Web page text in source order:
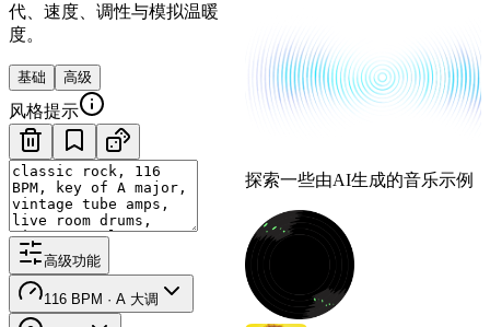
代、速度、调性与模拟温暖
度。
基础 高级
风格提示
高级功能
116 BPM · A 大调
探索一些由AI生成的音乐示例